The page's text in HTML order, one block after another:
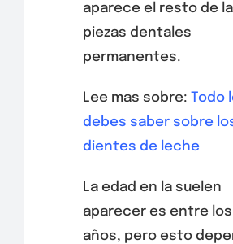
aparece el resto de
piezas dentales
permanentes.
Lee mas sobre:
Todo
debes saber sobre
dientes de leche
La edad en la suelen
aparecer es entre los
años, pero esto